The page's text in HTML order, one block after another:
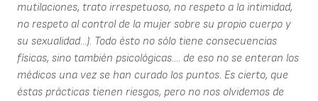
mutilaciones, trato irrespetuoso, no respeto a la intimidad,
no respeto al control de la mujer sobre su propio cuerpo y
su sexualidad...). Todo ésto no sólo tiene consecuencias
físicas, sino también psicológicas.... de eso no se enteran los
médicos una vez se han curado los puntos. Es cierto, que
éstas prácticas tienen riesgos, pero no nos olvidemos de